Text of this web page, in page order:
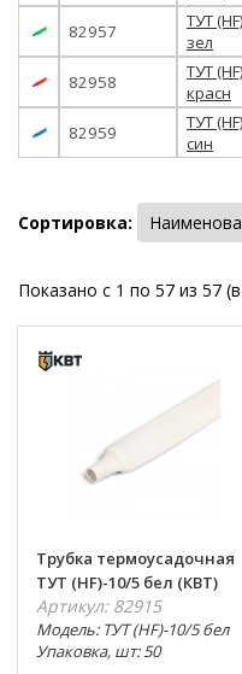
82957
ТУТ
зел
82958
ТУТ
красн
82959
ТУТ
син
Сортировка:
Показано с 1 по 57 из 57
Трубка термоусадочная
ТУТ (HF)-10/5 бел (КВТ)
Артикул: 82915
Модель: ТУТ (HF)-10/5 бел
Упаковка, шт: 50